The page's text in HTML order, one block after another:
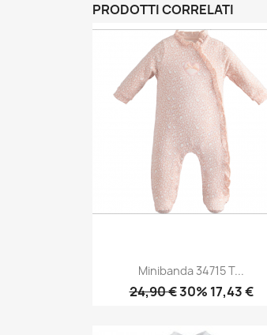
PRODOTTI CORRELATI
Minibanda 34715 T...
24,90 €30% 17,43 €